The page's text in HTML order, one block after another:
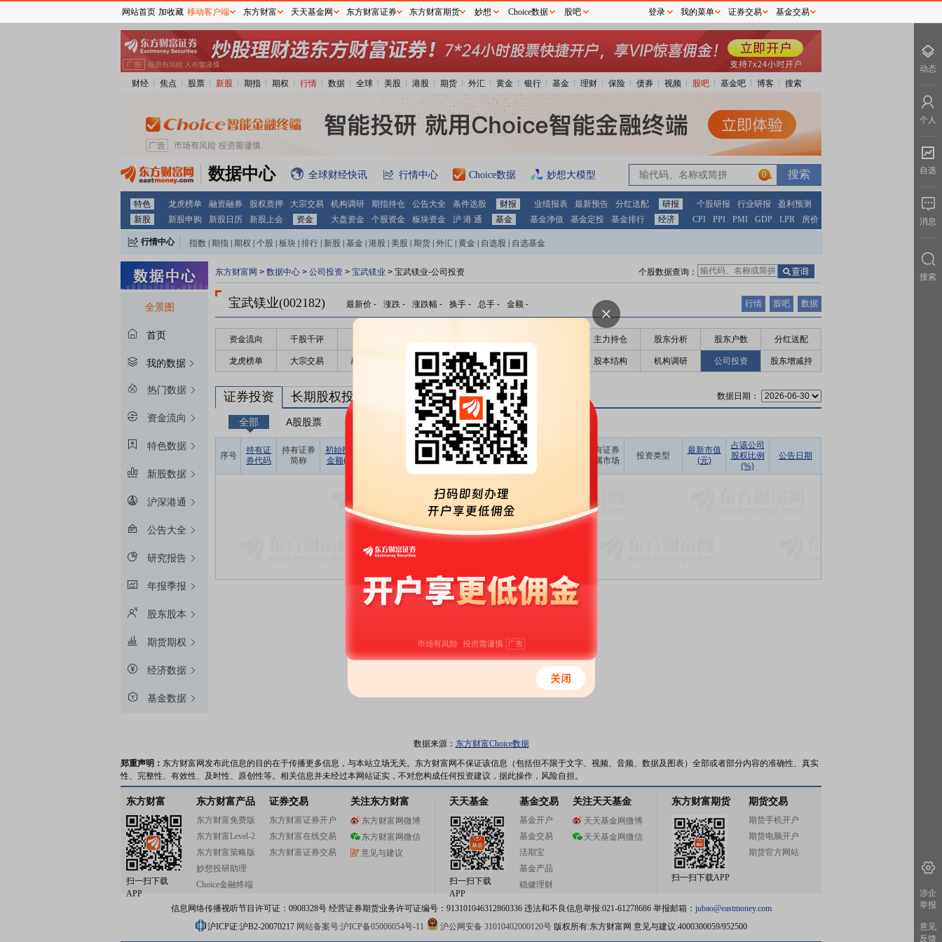
财经 焦点 股票 新股 期指 期权 行情 数据 全球 美股 港股 期货 外汇 黄金 银行 基金 理财 保险 债券 视频 股吧 基金吧 博客 搜索
数据中心 全球财经快讯 行情中心 Choice数据 妙想大模型 0
特色 龙虎榜单 融资融券 股权质押 大宗交易 机构调研 期指持仓 公告大全 条件选股 财报 业绩报表 最新预告 分红送配 研报 个股研报 行业研报
盈利预测
新股
新股申购 新股日历 新股上会 资金 大盘资金 个股资金 板块资金 沪 港 通 基金 基金净值 基金定投 基金排行 经济 CPI PPI PMI GDP LPR 房价
行情中心 指数 期指 期权 个股 板块 排行 新股 基金 港股 美股 期货 外汇 黄金 自选股 自选基金
全景图
首页
我的数据
热门数据
资金流向
特色数据
新股数据
沪深港通
公告大全
研究报告
年报季报
股东股本
期货期权
经济数据
基金数据
东方财富网 > 数据中心 > 公司投资 > 宝武镁业 > 宝武镁业-公司投资 个股数据查询：
宝武镁业(002182) 最新价 - 涨跌 - 涨跌幅 - 换手 - 总手 - 金额 - 行情 股吧 数据
资金流向 千股千评 主力持仓 股东分析 股东户数 分红送配
龙虎榜单 大宗交易 融资融券 高管持股 股东大会 股本结构 机构调研 公司投资 股东增减持
证券投资 长期股权投资 数据日期：
全部 A股股票 其他
序号
持有证
券代码
持有证券
简称
初始投资
金额(元)
报告期
损益(元)
期末账面
价值(元)
占期末证
券投资比
例(%)
持有证券
所属市场
投资类型
最新市值
(元)
占该公司
股权比例
(%)
公告日期
暂无数据
数据来源： 东方财富Choice数据
郑重声明： 东方财富网发布此信息的目的在于传播更多信息，与本站立场无关。东方财富网不保证该信息（包括但不限于文字、视频、音频、数据及图表）全部或者部分内容的准确性、真实
性、完整性、有效性、及时性、原创性等。相关信息并未经过本网站证实，不对您构成任何投资建议，据此操作，风险自担。
东方财富
扫一扫下载
APP
东方财富产品
东方财富免费版
东方财富Level-2
东方财富策略版
妙想投研助理
Choice金融终端
证券交易
东方财富证券开户
东方财富在线交易
东方财富证券交易
关注东方财富
东方财富网微博
东方财富网微信
意见与建议
天天基金
扫一扫下载
APP
基金交易
基金开户
基金交易
活期宝
基金产品
稳健理财
关注天天基金
天天基金网微博
天天基金网微信
东方财富期货
扫一扫下载APP
期货交易
期货手机开户
期货电脑开户
期货官方网站
信息网络传播视听节目许可证：0908328号 经营证券期货业务许可证编号：913101046312860336 违法和不良信息举报:021-61278686 举报邮箱： jubao@eastmoney.com
沪ICP证:沪B2-20070217 网站备案号:沪ICP备05006054号-11 沪公网安备 31010402000120号版权所有:东方财富网 意见与建议:4000300059/952500
网站首页 加收藏 移动客户端 东方财富 天天基金网 东方财富证券 东方财富期货 妙想 Choice数据 股吧 登录 我的菜单 证券交易 基金交易
动态
个人
自选
消息
搜索
涉企
举报
意见
反馈